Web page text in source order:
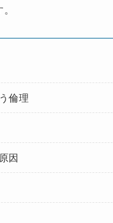
倫理
因